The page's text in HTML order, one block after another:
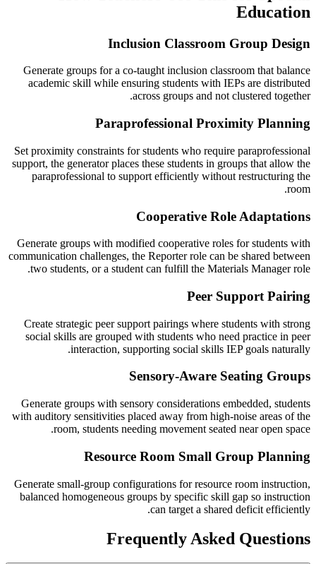
Education
Inclusion Classroom Group Design
Generate groups for a co-taught inclusion classroom that balance
academic skill while ensuring students with IEPs are distributed
across groups and not clustered together.
Paraprofessional Proximity Planning
Set proximity constraints for students who require paraprofessional
support, the generator places these students in groups that allow the
paraprofessional to support efficiently without restructuring the
room.
Cooperative Role Adaptations
Generate groups with modified cooperative roles for students with
communication challenges, the Reporter role can be shared between
two students, or a student can fulfill the Materials Manager role.
Peer Support Pairing
Create strategic peer support pairings where students with strong
social skills are grouped with students who need practice in peer
interaction, supporting social skills IEP goals naturally.
Sensory-Aware Seating Groups
Generate groups with sensory considerations embedded, students
with auditory sensitivities placed away from high-noise areas of the
room, students needing movement seated near open space.
Resource Room Small Group Planning
Generate small-group configurations for resource room instruction,
balanced homogeneous groups by specific skill gap so instruction
can target a shared deficit efficiently.
Frequently Asked Questions